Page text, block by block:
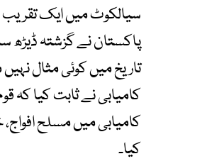
سیالکوٹ میں ایک
تاریخ میں کوئی مثال
کامیابی نے ثابت کیا کہ
کامیابی میں مسلح
کیا۔